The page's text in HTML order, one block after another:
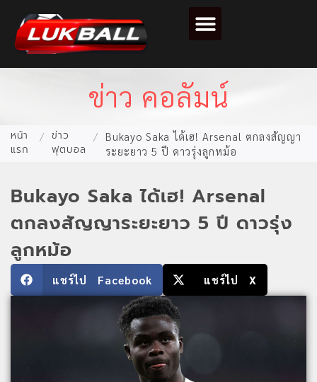
ข่าว คอลัมน์
หน้า
แรก
/ ข่าว
ฟุตบอล
/
Bukayo Saka ได้เฮ! Arsenal ตกลงสัญญา
ระยะยาว 5 ปี ดาวรุ่งลูกหม้อ
Bukayo Saka ได้เฮ! Arsenal
ตกลงสัญญาระยะยาว 5 ปี ดาวรุ่ง
ลูกหม้อ
แชร์ไป Facebook แชร์ไป X